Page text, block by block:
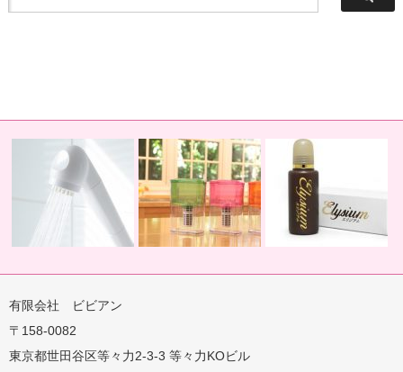
用地球の恵みを シャワー
有限会社 ビビアン
〒158-0082
東京都世田谷区等々力2-3-3 等々力KOビル